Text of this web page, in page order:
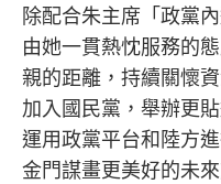
除配合朱主席「政黨
由她一貫熱忱服務的
親的距離，持續關懷
加入國民黨，舉辦更
運用政黨平台和陸方
金門謀畫更美好的未來